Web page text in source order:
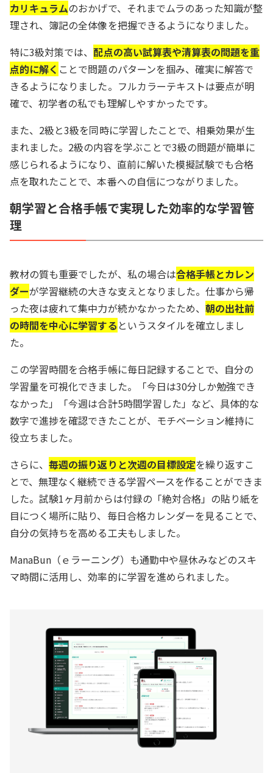
カリキュラムのおかげで、それまでムラのあった知識が整
理され、簿記の全体像を把握できるようになりました。
特に3級対策では、配点の高い試算表や清算表の問題を重
点的に解く ことで問題のパターンを掴み、確実に解答で
きるようになりました。フルカラーテキストは要点が明
確で、初学者の私でも理解しやすかったです。
また、2級と3級を同時に学習したことで、相乗効果が生
まれました。2級の内容を学ぶことで3級の問題が簡単に
感じられるようになり、直前に解いた模擬試験でも合格
点を取れたことで、本番への自信につながりました。
朝学習と合格手帳で実現した効率的な学習管
理
教材の質も重要でしたが、私の場合は合格手帳とカレン
ダーが学習継続の大きな支えとなりました。仕事から帰
った夜は疲れて集中力が続かなかったため、 朝の出社前
の時間を中心に学習する というスタイルを確立しまし
た。
この学習時間を合格手帳に毎日記録することで、自分の
学習量を可視化できました。「今日は30分しか勉強でき
なかった」「今週は合計5時間学習した」など、具体的な
数字で進捗を確認できたことが、モチベーション維持に
役立ちました。
さらに、毎週の振り返りと次週の目標設定を繰り返すこ
とで、無理なく継続できる学習ペースを作ることができま
した。試験1ヶ月前からは付録の「絶対合格」の貼り紙を
目につく場所に貼り、毎日合格カレンダーを見ることで、
自分の気持ちを高める工夫もしました。
ManaBun（ｅラーニング）も通勤中や昼休みなどのスキ
マ時間に活用し、効率的に学習を進められました。